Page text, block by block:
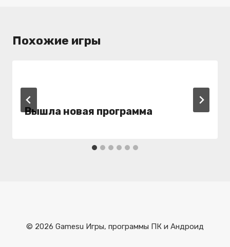
Похожие игры
Вышла новая программа
© 2026 Gamesu Игры, программы ПК и Андроид